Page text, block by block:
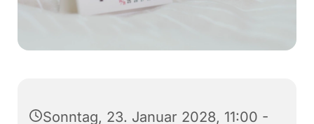
Sonntag, 23. Januar 2028, 11:00 -